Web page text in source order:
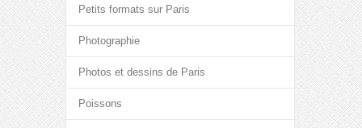
Petits formats sur Paris
Photographie
Photos et dessins de Paris
Poissons